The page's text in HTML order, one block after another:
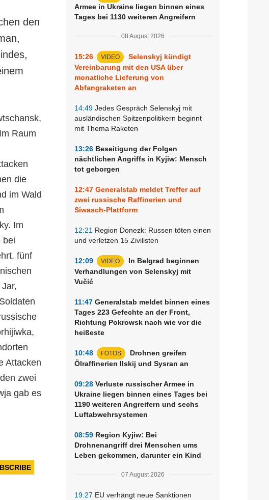
Armee in Ukraine liegen binnen eines
Tages bei 1130 weiteren Angreifern
08 August 2026
15:26 VIDEO
Selenskyj kündigt
Vereinbarung mit den USA über
monatliche Lieferung von
Abfangraketen an
14:49 Jedes Gespräch Selenskyj mit
ausländischen Spitzenpolitikern beginnt
mit Thema Raketen
13:26 Beseitigung der Folgen
nächtlichen Angriffs in Kyjiw: Mensch
tot geborgen
12:47 Generalstab meldet Treffer auf
zwei russische Raffinerien und
Siwasch-Plattform
12:21 Region Donezk: Russen töten einen
und verletzen 15 Zivilisten
12:09 VIDEO
In Belgrad beginnen
Verhandlungen von Selenskyj mit
Vučić
11:47 Generalstab meldet binnen eines
Tages 223 Gefechte an der Front,
Richtung Pokrowsk nach wie vor die
heißeste
10:48 FOTOS
Drohnen greifen
Ölraffinerien Ilskij und Sysran an
09:28 Verluste russischer Armee in
Ukraine liegen binnen eines Tages bei
1190 weiteren Angreifern und sechs
Luftabwehrsystemen
08:59 Region Kyjiw: Bei
Drohnenangriff drei Menschen ums
Leben gekommen, darunter ein Kind
07 August 2026
19:27 EU verhängt neue Sanktionen
den
Raum
die
im Wald
Im
bei
fünf
Attacken
zwei
gab es